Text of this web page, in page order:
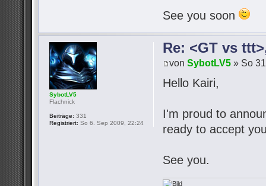
See you soon
Re: <GT vs
vonSybotLV5 » So
Hello Kairi,
I'm proud to
ready to accept
See you.
SybotLV5
Flachnick
Beiträge: 331
Registriert: So 6. Sep 2009, 22:24